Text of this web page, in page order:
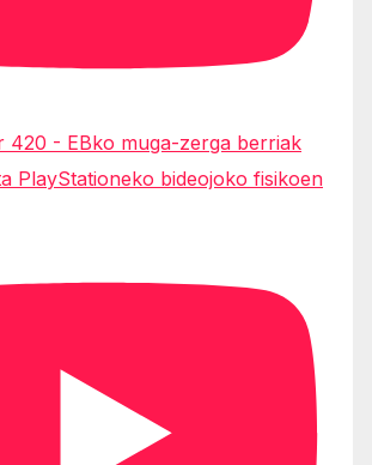
420 - EBko muga-zerga berriak
PlayStationeko bideojoko fisikoen